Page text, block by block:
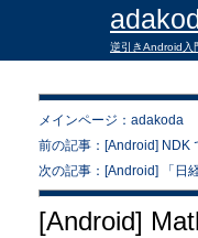
逆引きAndroid入
メインページ：adakoda
前の記事：[Android] NDK
次の記事：[Android] 「日
[Android]